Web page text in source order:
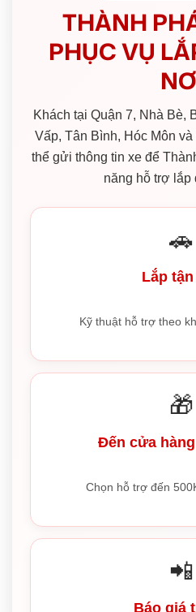
THÀNH
PHỤC VỤ
Khách tại Quận 7, Nhà Bè,
Vấp, Tân Bình, Hóc Môn
thể gửi thông tin xe để
năng hỗ trợ lắp
🚗
Lắp
Kỹ thuật hỗ trợ theo
🎁
Đến cửa
Chọn hỗ trợ đến
📲
Báo giá